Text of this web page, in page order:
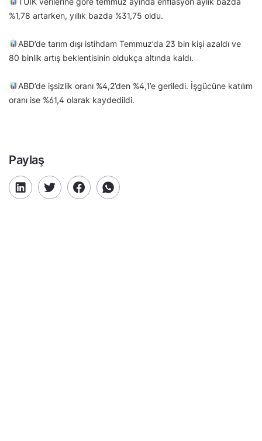
%1,78 artarken, yıllık bazda %31,75 oldu.
ABD’de tarım dışı istihdam Temmuz’da 23 bin kişi azaldı ve
80 binlik artış beklentisinin oldukça altında kaldı.
ABD’de işsizlik oranı %4,2’den %4,1’e geriledi. İşgücüne katılım
oranı ise %61,4 olarak kaydedildi.
Paylaş